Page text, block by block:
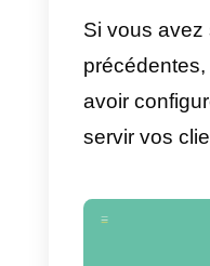
Nous
des